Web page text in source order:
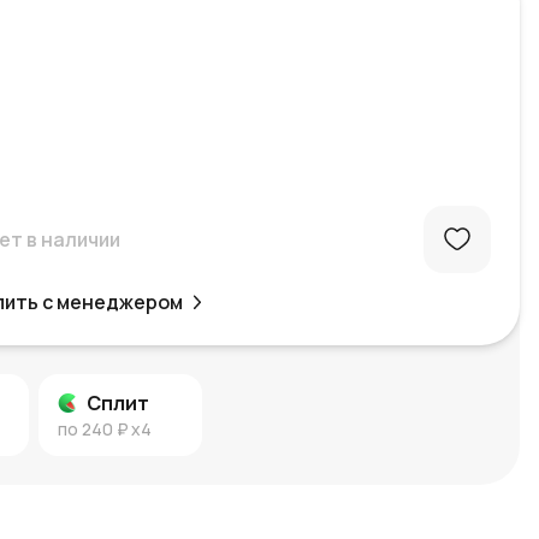
в наличии
с менеджером
Сплит
по 240 ₽x4